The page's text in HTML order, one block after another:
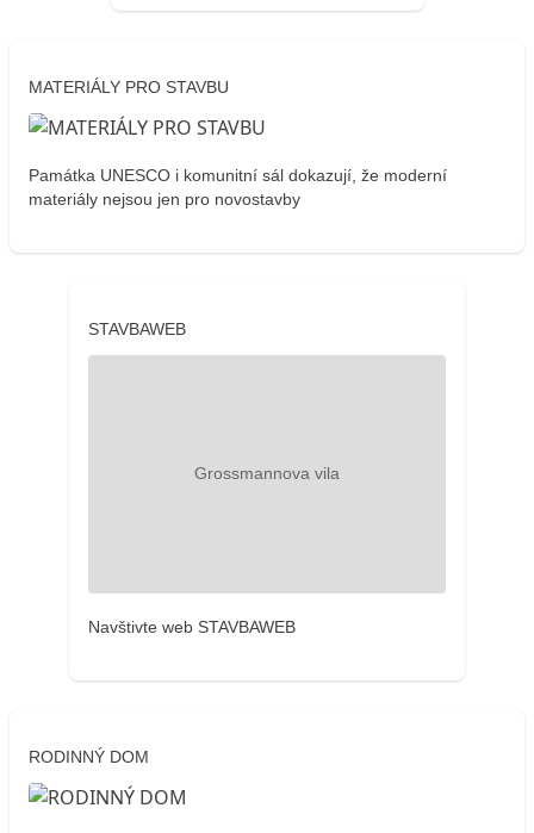
MATERIÁLY PRO STAVBU
Památka UNESCO i komunitní sál dokazují, že moderní
materiály nejsou jen pro novostavby
STAVBAWEB
Navštivte web STAVBAWEB
RODINNÝ DOM